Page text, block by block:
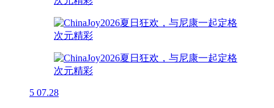
5 07.28